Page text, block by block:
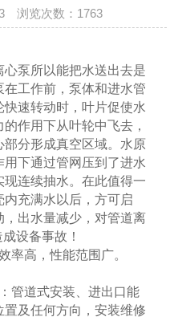
浏览次数：1763
心泵所以能把水送出去是
工作前，泵体和进水管
速转动时，叶片促使水
作用下从叶轮中飞去，
分形成真空区域。水原
下通过管网压到了进水
连续抽水。在此值得一
充满水以后，方可启
出水量减少，对管道离
设备事故！
率高，性能范围广。
管道式安装、进出口能
及任何方向，安装维修